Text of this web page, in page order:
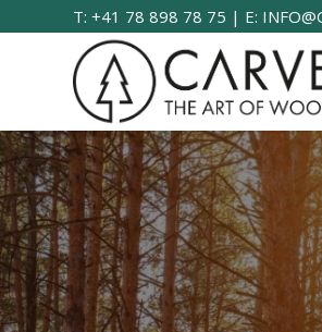
T: +41 78 898 78 75 | E: